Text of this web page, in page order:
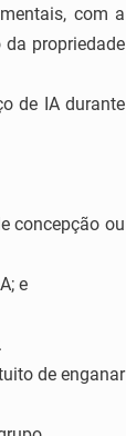
com a
propriedade
de IA durante
concepção ou
e
de enganar